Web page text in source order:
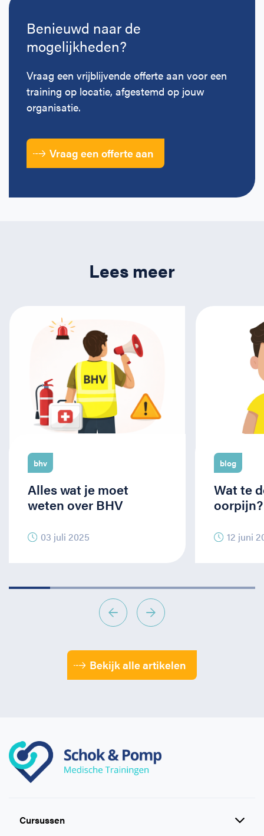
Benieuwd naar de
mogelijkheden?
Vraag een vrijblijvende offerte aan voor een
training op locatie, afgestemd op jouw
organisatie.
Vraag een offerte aan
Lees meer
bhv
Alles wat je moet
weten over BHV
03 juli 2025
blog
Wat te
oorpijn?
12 juni
Bekijk alle artikelen
Cursussen